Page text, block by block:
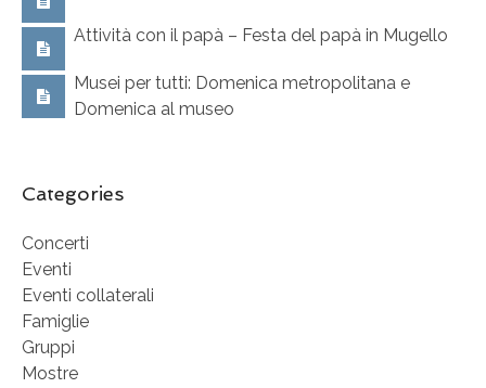
Attività con il papà – Festa del papà in Mugello
Musei per tutti: Domenica metropolitana e
Domenica al museo
Categories
Concerti
Eventi
Eventi collaterali
Famiglie
Gruppi
Mostre